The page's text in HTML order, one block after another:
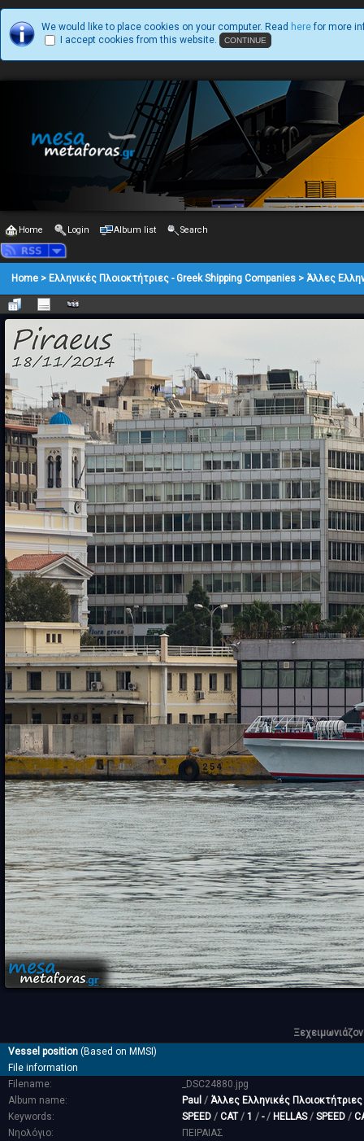
We would like to place cookies on your computer. Read here for more
I accept cookies from this website.
Home Login Album list Search
Home > Ελληνικές Πλοιοκτήτριες - Greek Shipping Companies > Άλλες
Vessel position (Based on MMSI)
File information
Filename:
_DSC24880.jpg
Album name:
Paul / Άλλες Ελληνικές Πλοιοκτήτριες
Keywords:
SPEED / CAT/ 1 / -/ HELLAS/ SPEED /
Νηολόγιο:
ΠΕΙΡΑΙΑΣ